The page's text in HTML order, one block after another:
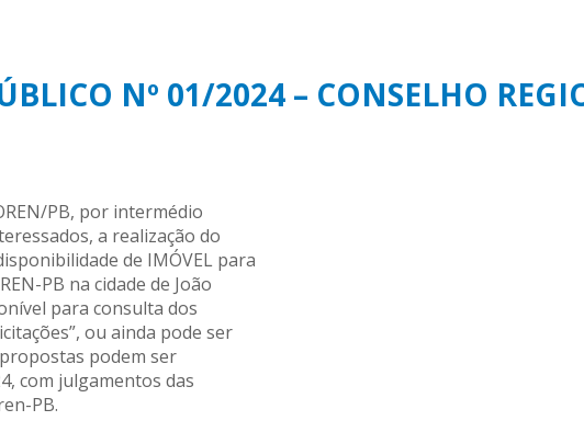
Nº 01/2024 – CONSELHO
PB, por intermédio
a realização do
de IMÓVEL para
PB na cidade de João
para consulta dos
ou ainda pode ser
podem ser
com julgamentos das
PB.